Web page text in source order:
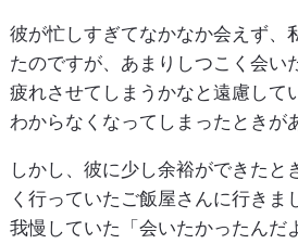
彼が忙しすぎてなかなか会えず、
たのですが、あまりしつこく会い
疲れさせてしまうかなと遠慮して
わからなくなってしまったときが
しかし、彼に少し余裕ができたと
く行っていたご飯屋さんに行きま
我慢していた「会いたかったんだ